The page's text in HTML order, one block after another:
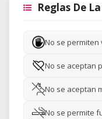
Reglas De
No se permiten
No se aceptan
No se aceptan
No se permite